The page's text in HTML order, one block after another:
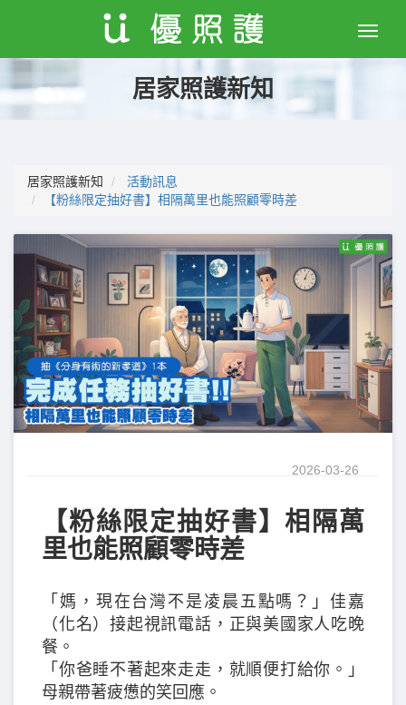
Toggle
居家照護新知
居家照護新知
活動訊息
【粉絲限定抽好書】相隔萬里也能照顧零時差
2026-03-26
【粉絲限定抽好書】相隔萬
里也能照顧零時差
「媽，現在台灣不是凌晨五點嗎？」佳嘉
（化名）接起視訊電話，正與美國家人吃晚
餐。
「你爸睡不著起來走走，就順便打給你。」
母親帶著疲憊的笑回應。